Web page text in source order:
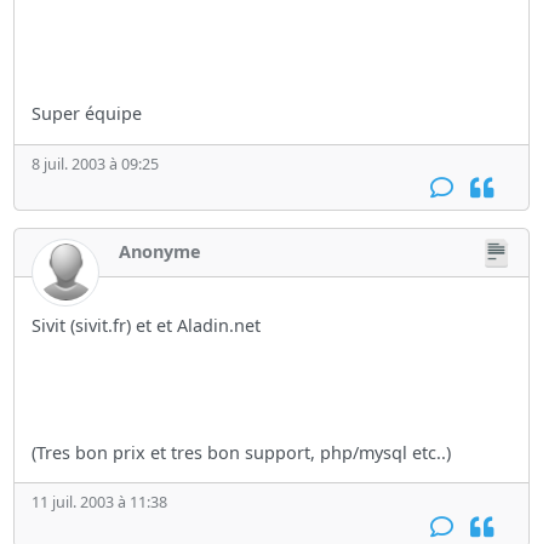
Super équipe
8 juil. 2003 à 09:25
Anonyme
Sivit (sivit.fr) et et Aladin.net
(Tres bon prix et tres bon support, php/mysql etc..)
11 juil. 2003 à 11:38